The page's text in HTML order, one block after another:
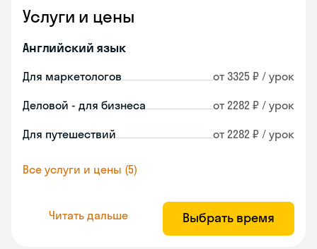
Услуги и цены
Английский язык
Для маркетологов от 3325 ₽ / урок
Деловой - для бизнеса от 2282 ₽ / урок
Для путешествий от 2282 ₽ / урок
Все услуги и цены (5)
Читать дальше Выбрать время